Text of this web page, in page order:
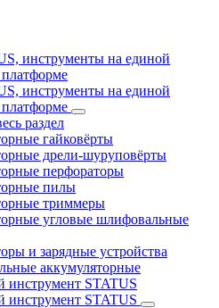
инструменты на единой
инструменты на единой
раздел
гайковёрты
дрели-шуруповёрты
перфораторы
пилы
триммеры
угловые шлифовальные
и зарядные устройства
аккумуляторные
инструмент STATUS
инструмент STATUS